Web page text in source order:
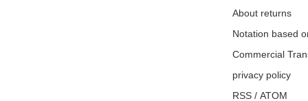
About returns
Notation based
Commercial
privacy policy
RSS / ATOM